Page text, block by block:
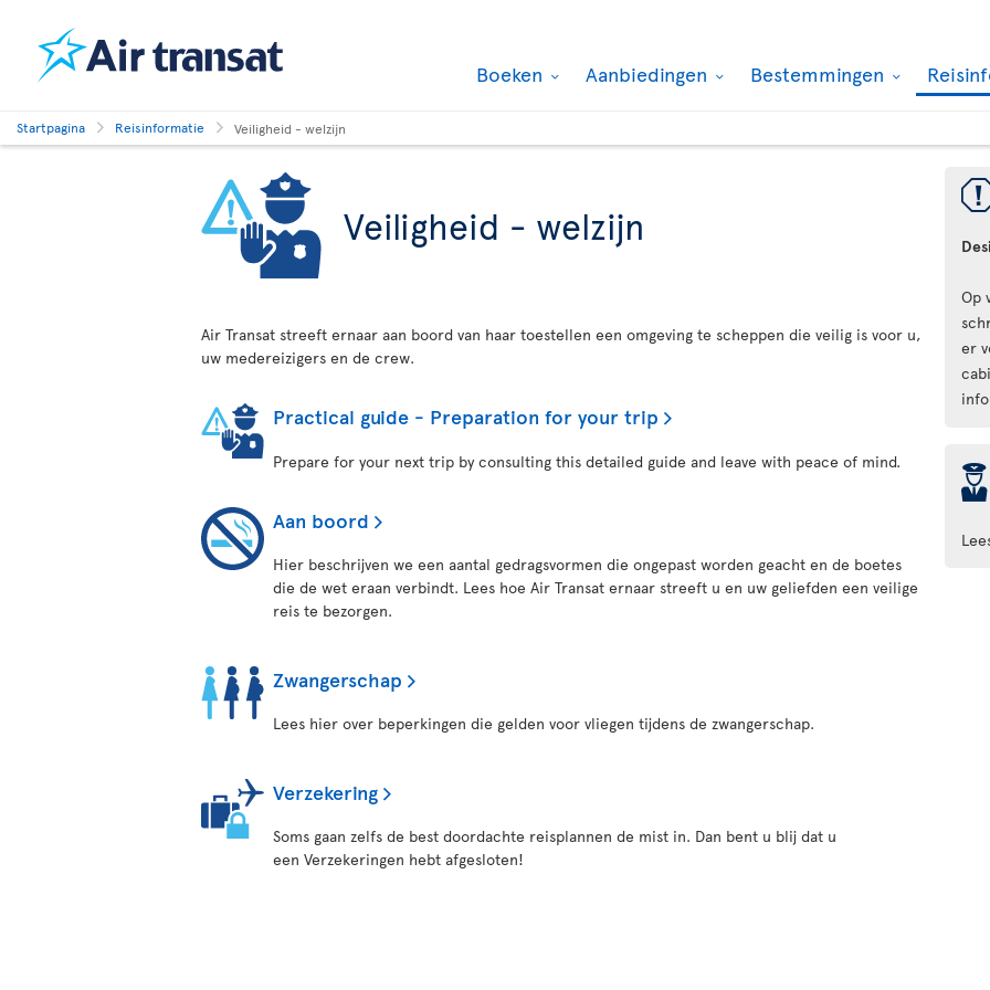
Boeken Aanbiedingen Bestemmingen
Startpagina Reisinformatie Veiligheid - welzijn
Veiligheid - welzijn
Air Transat streeft ernaar aan boord van haar toestellen een omgeving te scheppen die veilig is voor u,
uw medereizigers en de crew.
Practical guide - Preparation for your trip
Prepare for your next trip by consulting this detailed guide and leave with peace of mind.
Aan boord
Hier beschrijven we een aantal gedragsvormen die ongepast worden geacht en de boetes
die de wet eraan verbindt. Lees hoe Air Transat ernaar streeft u en uw geliefden een veilige
reis te bezorgen.
Zwangerschap
Lees hier over beperkingen die gelden voor vliegen tijdens de zwangerschap.
Verzekering
Soms gaan zelfs de best doordachte reisplannen de mist in. Dan bent u blij dat u
een Verzekeringen hebt afgesloten!
Op
er
þ